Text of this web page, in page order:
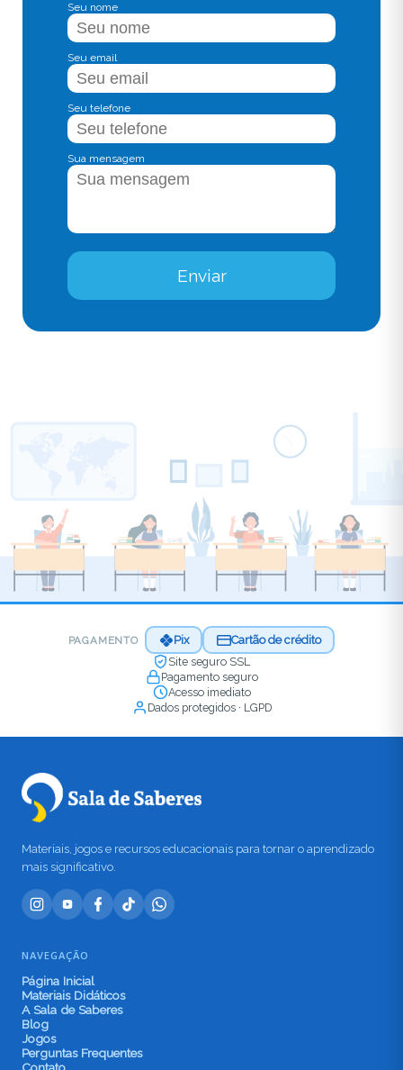
Seu nome
Seu email
Seu telefone
Sua mensagem
Enviar
PAGAMENTO Pix
Cartão de crédito
Site seguro SSL
Pagamento seguro
Acesso imediato
Dados protegidos · LGPD
Materiais, jogos e recursos educacionais para tornar o aprendizado
mais significativo.
NAVEGAÇÃO
Página Inicial
Materiais Didáticos
A Sala de Saberes
Blog
Jogos
Perguntas Frequentes
Contato